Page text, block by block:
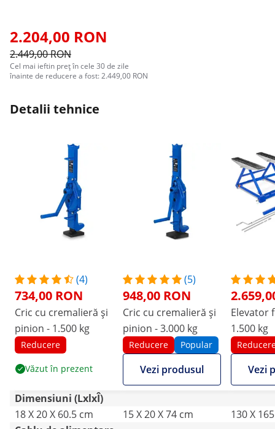
2.204,00 RON
2.449,00 RON
Cel mai ieftin preț în cele 30 de zile
înainte de reducere a fost: 2.449,00 RON
Detalii tehnice
(4)
734,00 RON
Cric cu cremalieră și
pinion - 1.500 kg
Reducere
Văzut în prezent
(5)
948,00 RON
Cric cu cremalieră și
pinion - 3.000 kg
Reducere Popular
Vezi produsul
Elevator
1.500 kg
Vezi
Dimensiuni (LxlxÎ)
18 X 20 X 60.5 cm
15 X 20 X 74 cm
130 X